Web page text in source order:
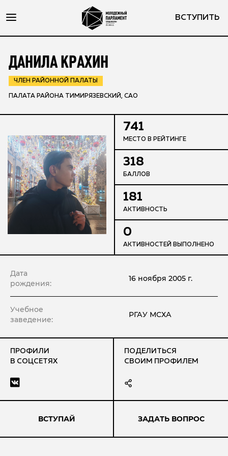
ВСТУПИТЬ
ДАНИЛА КРАХИН
ЧЛЕН РАЙОННОЙ ПАЛАТЫ
ПАЛАТА РАЙОНА ТИМИРЯЗЕВСКИЙ, САО
741
МЕСТО В РЕЙТИНГЕ
318
БАЛЛОВ
181
АКТИВНОСТЬ
0
АКТИВНОСТЕЙ ВЫПОЛНЕНО
Дата
рождения:
16 ноября 2005 г.
Учебное
заведение:
РГАУ МСХА
ПРОФИЛИ
В СОЦСЕТЯХ
ПОДЕЛИТЬСЯ
СВОИМ ПРОФИЛЕМ
ВСТУПАЙ ЗАДАТЬ ВОПРОС